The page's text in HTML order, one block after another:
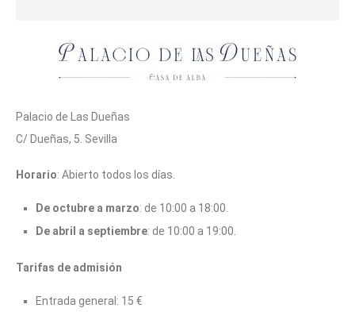
Palacio de Las Dueñas
C/ Dueñas, 5. Sevilla
Horario: Abierto todos los días.
De octubre a marzo: de 10:00 a 18:00.
De abril a septiembre: de 10:00 a 19:00.
Tarifas de admisión
Entrada general: 15 €